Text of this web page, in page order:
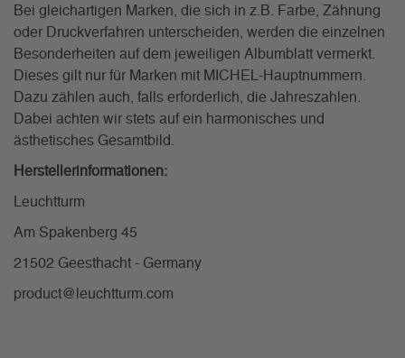
Bei gleichartigen Marken, die sich in z.B. Farbe, Zähnung
oder Druckverfahren unterscheiden, werden die einzelnen
Besonderheiten auf dem jeweiligen Albumblatt vermerkt.
Dieses gilt nur für Marken mit MICHEL-Hauptnummern.
Dazu zählen auch, falls erforderlich, die Jahreszahlen.
Dabei achten wir stets auf ein harmonisches und
ästhetisches Gesamtbild.
Herstellerinformationen:
Leuchtturm
Am Spakenberg 45
21502 Geesthacht - Germany
product@leuchtturm.com